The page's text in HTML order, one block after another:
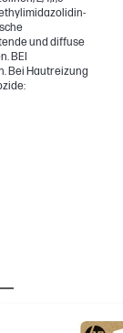
und diffuse
BEI
Bei Hautreizung